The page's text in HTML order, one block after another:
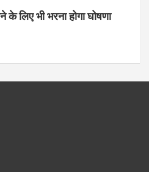
लिए भी भरना होगा घोषणा